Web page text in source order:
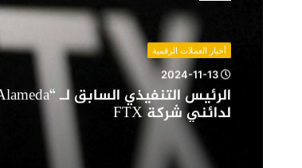
أخبار العملات الرقمية
2024-11-13
لدائني شركة FTX